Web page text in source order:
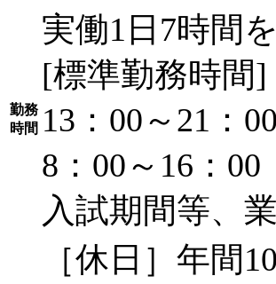
勤務
時間
実働1日7時間
[標準勤務時間]
13：00～21：00
8：00～16：
入試期間等、
［休日］年間